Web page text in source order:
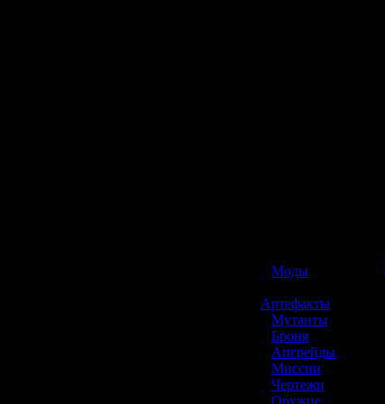
Моды
Артефакты
Мутанты
Броня
Апгрейды
Миссии
Чертежи
Оружие